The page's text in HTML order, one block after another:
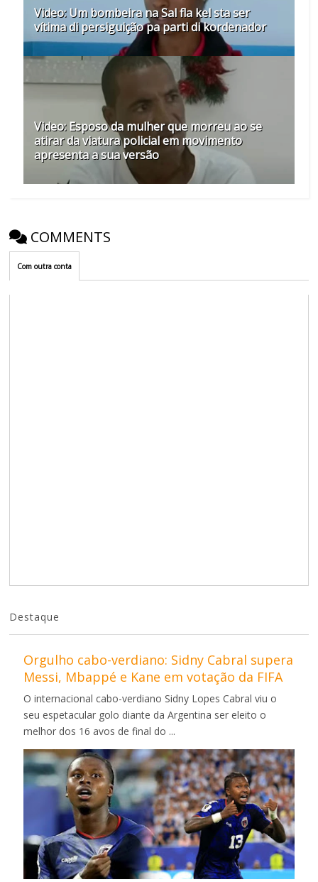
Video: Um bombeira na Sal fla kel sta ser
vítima di persiguição pa parti di kordenador
Video: Esposo da mulher que morreu ao se
atirar da viatura policial em movimento
apresenta a sua versão
COMMENTS
Com outra conta
Destaque
Orgulho cabo-verdiano: Sidny Cabral supera
Messi, Mbappé e Kane em votação da FIFA
O internacional cabo-verdiano Sidny Lopes Cabral viu o
seu espetacular golo diante da Argentina ser eleito o
melhor dos 16 avos de final do ...